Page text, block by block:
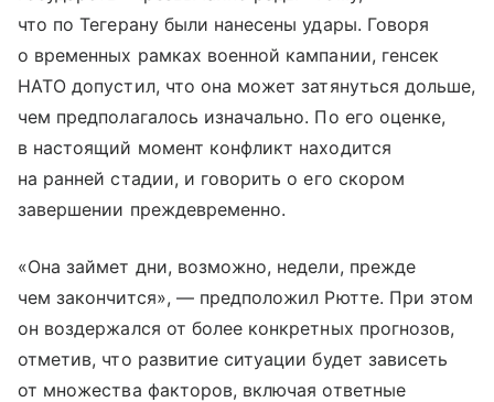
что по Тегерану были нанесены удары. Говоря
о временных рамках военной кампании, генсек
НАТО допустил, что она может затянуться дольше,
чем предполагалось изначально. По его оценке,
в настоящий момент конфликт находится
на ранней стадии, и говорить о его скором
завершении преждевременно.
«Она займет дни, возможно, недели, прежде
чем закончится», — предположил Рютте. При этом
он воздержался от более конкретных прогнозов,
отметив, что развитие ситуации будет зависеть
от множества факторов, включая ответные